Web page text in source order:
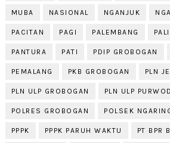
MUBA NASIONAL NGANJUK
PACITAN PAGI PALEMBANG PALI
PANTURA PATI PDIP GROBOGAN
PEMALANG PKB GROBOGAN PLN
PLN ULP GROBOGAN PLN ULP
POLRES GROBOGAN POLSEK
PPPK PPPK PARUH WAKTU PT BPR